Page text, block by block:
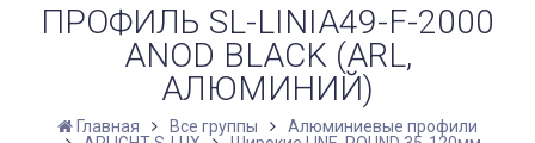
ПРОФИЛЬ SL-LINIA49-F-2000
ANOD BLACK (ARL,
АЛЮМИНИЙ)
Главная Все группы
Алюминиевые профили